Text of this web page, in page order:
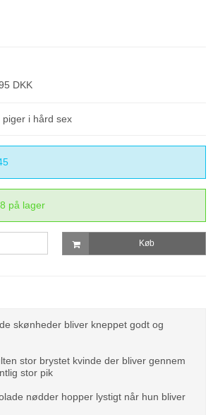
DKK
i hård sex
på lager
Køb
skønheder bliver kneppet godt og
stor brystet kvinde der bliver gennem
stor pik
nødder hopper lystigt når hun bliver